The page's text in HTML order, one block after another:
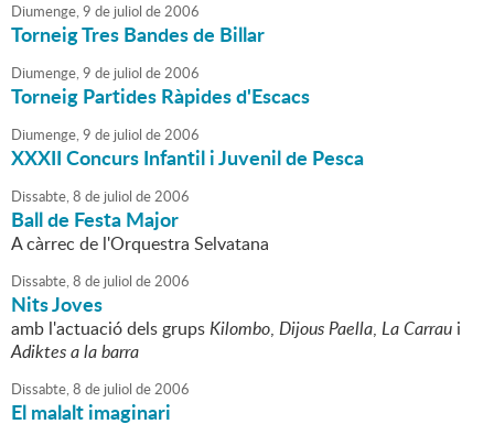
Diumenge,9 de juliol de2006
Torneig Tres Bandes de Billar
Diumenge,9 de juliol de2006
Torneig Partides Ràpides d'Escacs
Diumenge,9 de juliol de2006
XXXII Concurs Infantil i Juvenil de Pesca
Dissabte,8 de juliol de2006
Ball de Festa Major
A càrrec de l'Orquestra Selvatana
Dissabte,8 de juliol de2006
Nits Joves
amb l'actuació dels grupsKilombo, Dijous Paella, La Carrau i
Adiktes a la barra
Dissabte,8 de juliol de2006
El malalt imaginari